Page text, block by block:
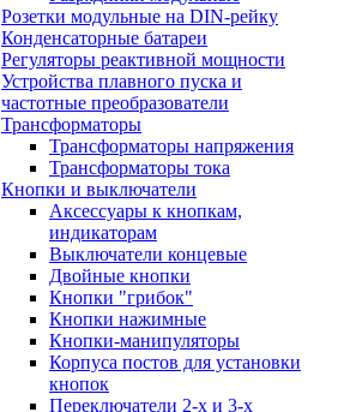
Розетки модульные на DIN-рейку
Конденсаторные батареи
Регуляторы реактивной мощности
Устройства плавного пуска и
частотные преобразователи
Трансформаторы
Трансформаторы напряжения
Трансформаторы тока
Кнопки и выключатели
Аксессуары к кнопкам,
индикаторам
Выключатели концевые
Двойные кнопки
Кнопки "грибок"
Кнопки нажимные
Кнопки-манипуляторы
Корпуса постов для установки
кнопок
Переключатели 2-х и 3-х